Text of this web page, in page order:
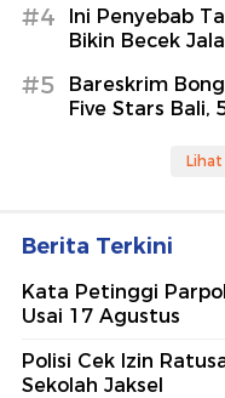
#4
Ini Penyebab
Bikin Becek
#5
Bareskrim
Five Stars Bali,
Berita Terkini
Kata Petinggi
Usai 17 Agustus
Polisi Cek Izin
Sekolah Jaksel